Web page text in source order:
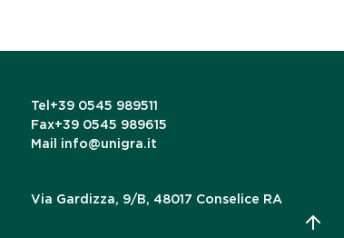
Tel +39 0545 989511
Fax+39 0545 989615
Mail info@unigra.it
Via Gardizza, 9/B, 48017 Conselice RA